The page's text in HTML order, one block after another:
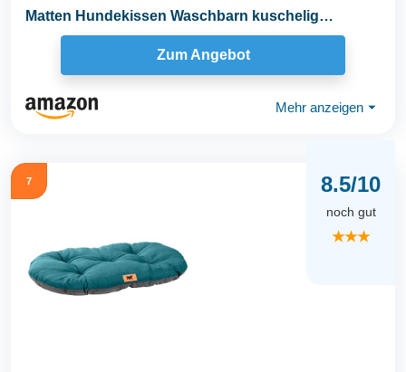
Matten Hundekissen Waschbarn kuschelig
Umkehrbar Haustier...
Zum Angebot
Mehr anzeigen ⏷
7 8.5/10
noch gut
★★★